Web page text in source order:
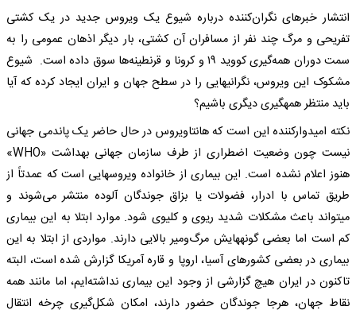
انتشار خبرهای نگران‌کننده درباره شیوع یک ویروس جدید در یک کشتی
تفریحی و مرگ چند نفر از مسافران آن کشتی، بار دیگر اذهان عمومی را به
سمت دوران همه‌گیری کووید ۱۹ و کرونا و قرنطینه‌ها سوق داده است. شیوع
مشکوک این ویروس، نگرانی‎هایی را در سطح جهان و ایران ایجاد کرده که آیا
باید منتظر همه‎گیری دیگری باشیم؟
نکته امیدوارکننده این است که هانتاویروس در حال حاضر یک پاندمی جهانی
نیست چون وضعیت اضطراری از طرف سازمان جهانی بهداشت «WHO»
هنوز اعلام نشده است. این بیماری از خانواده ویروس‎هایی است که عمدتاً از
طریق تماس با ادرار، فضولات یا بزاق جوندگان آلوده منتشر می‌شوند و
می‎تواند باعث مشکلات شدید ریوی و کلیوی شود. موارد ابتلا به این بیماری
کم است اما بعضی گونه‎هایش مرگ‌ومیر بالایی دارند. مواردی از ابتلا به این
بیماری در بعضی کشورهای آسیا، اروپا و قاره آمریکا گزارش شده است، البته
تاکنون در ایران هیچ گزارشی از وجود این بیماری نداشته‌ایم، اما مانند همه
نقاط جهان، هرجا جوندگان حضور دارند، امکان شکل‌گیری چرخه انتقال